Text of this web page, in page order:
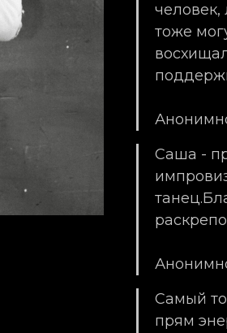
человек,
тоже
Саша -
Самый
прям